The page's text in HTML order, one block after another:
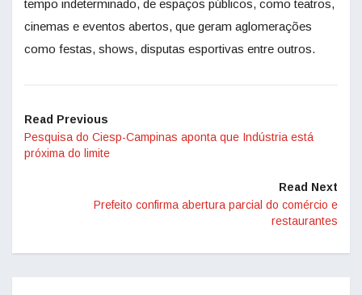
tempo indeterminado, de espaços públicos, como teatros,
cinemas e eventos abertos, que geram aglomerações
como festas, shows, disputas esportivas entre outros.
Read Previous
Pesquisa do Ciesp-Campinas aponta que Indústria está
próxima do limite
Read Next
Prefeito confirma abertura parcial do comércio e
restaurantes